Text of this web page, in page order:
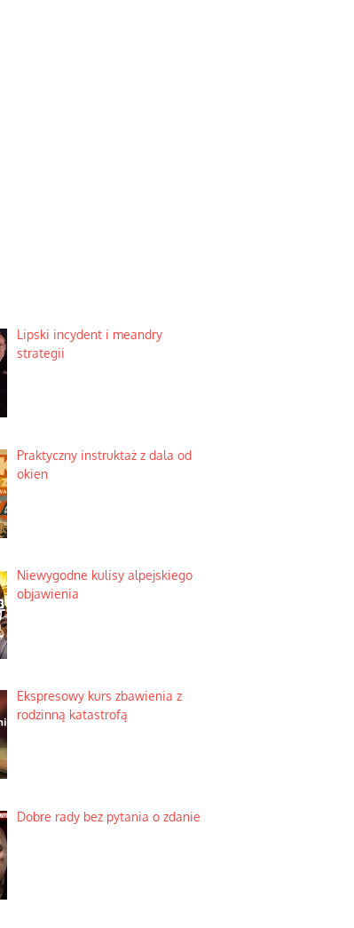
Lipski incydent i meandry
strategii
Praktyczny instruktaż z dala od
okien
Niewygodne kulisy alpejskiego
objawienia
Ekspresowy kurs zbawienia z
rodzinną katastrofą
Dobre rady bez pytania o zdanie